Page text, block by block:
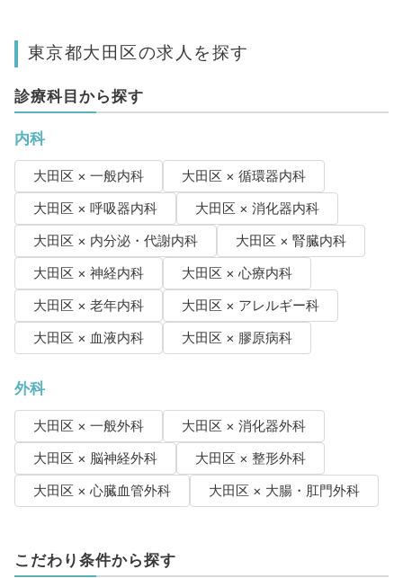
東京都大田区の求人を探す
診療科目から探す
内科
大田区 × 一般内科
大田区 × 循環器内科
大田区 × 呼吸器内科
大田区 × 消化器内科
大田区 × 内分泌・代謝内科
大田区 × 腎臓内科
大田区 × 神経内科
大田区 × 心療内科
大田区 × 老年内科
大田区 × アレルギー科
大田区 × 血液内科
大田区 × 膠原病科
外科
大田区 × 一般外科
大田区 × 消化器外科
大田区 × 脳神経外科
大田区 × 整形外科
大田区 × 心臓血管外科
大田区 × 大腸・肛門外科
こだわり条件から探す